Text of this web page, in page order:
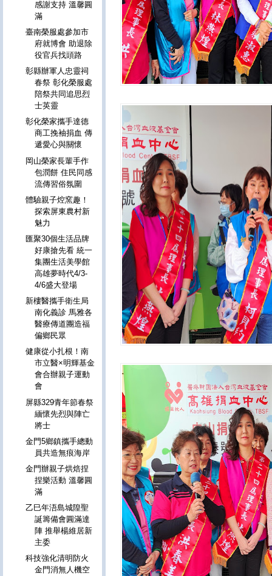
感謝支持 溫馨圓
滿
臺南榮服處參加市
府就博會 助退除
役官兵找頭路
彰縣辦軍人忠靈祠
春祭 彰化榮服處
陪祭共同追思烈
士英靈
彰化榮家攜手達德
商工挽袖捐血 傳
遞愛心與關懷
岡山榮家長輩手作
包潤餅 住民同感
流傳習俗氛圍
體驗親子焢窯趣！
探索屏東農村新
魅力
匯聚30個生活品牌
好康搶先看 統一
集團生活美學館
高雄夢時代4/3-
4/6盛大登場
新樓醫攜手衛生局
南化義診 馬雅各
醫療傳道團造福
偏鄉民眾
健康從小扎根！南
市立醫×明輝基金
會合辦親子運動
會
屏縣329青年節春祭
緬懷先烈與陣亡
將士
金門5鄉鎮攜手總動
員共造無痕海岸
金門辦親子烘焙捏
捏樂活動 溫馨圓
滿
乙巳年浯島城隍聖
誕籌備會圓滿達
陣 推舉楊維居新
主委
科技強化清明防火
金門消無人機空